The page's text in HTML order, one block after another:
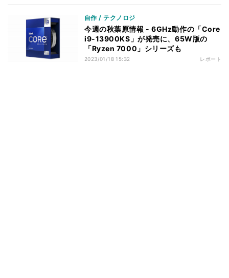
自作 / テクノロジ
今週の秋葉原情報 - 6GHz動作の「Core
i9-13900KS」が発売に、65W版の
「Ryzen 7000」シリーズも
2023/01/18 15:32 レポート